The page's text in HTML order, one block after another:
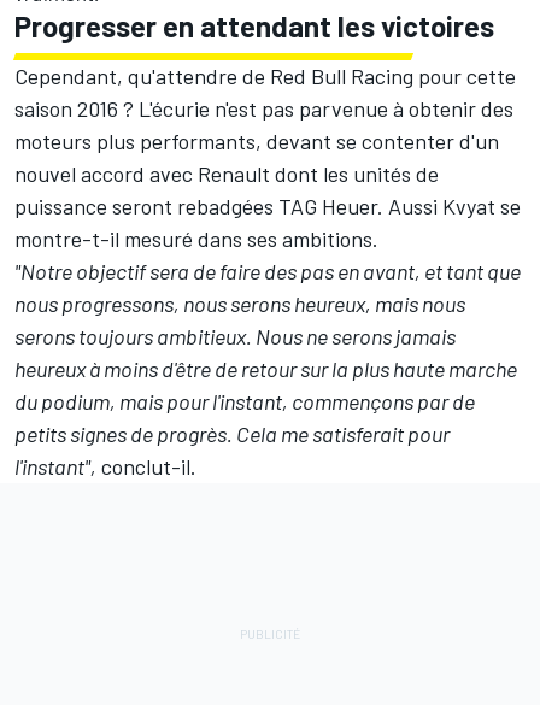
Progresser en attendant les victoires
Cependant, qu'attendre de Red Bull Racing pour cette
saison 2016 ? L'écurie n'est pas parvenue à obtenir des
moteurs plus performants, devant se contenter d'un
nouvel accord avec Renault dont les unités de
puissance seront rebadgées TAG Heuer. Aussi Kvyat se
montre-t-il mesuré dans ses ambitions.
"Notre objectif sera de faire des pas en avant, et tant que
nous progressons, nous serons heureux, mais nous
serons toujours ambitieux. Nous ne serons jamais
heureux à moins d'être de retour sur la plus haute marche
du podium, mais pour l'instant, commençons par de
petits signes de progrès. Cela me satisferait pour
l'instant", conclut-il.